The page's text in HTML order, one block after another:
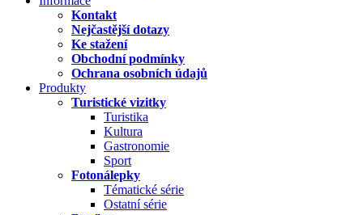
Kontakt
Nejčastější dotazy
Ke stažení
Obchodní podmínky
Ochrana osobních údajů
Produkty
Turistické vizitky
Turistika
Kultura
Gastronomie
Sport
Fotonálepky
Tématické série
Ostatní série